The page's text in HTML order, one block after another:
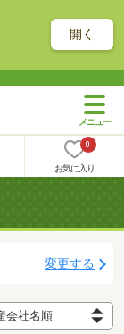
開く
0
お気に入り
変更する